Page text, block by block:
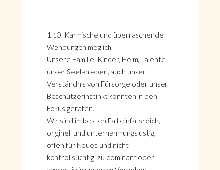
1.10. Karmische und überraschende
Wendungen möglich
Unsere Familie, Kinder, Heim, Talente,
unser Seelenleben, auch unser
Verständnis von Fürsorge oder unser
Beschützerinstinkt könnten in den
Fokus geraten.
Wir sind im besten Fall einfallsreich,
originell und unternehmungslustig,
offen für Neues und nicht
kontrollsüchtig, zu dominant oder